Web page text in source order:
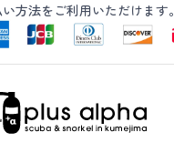
方法をご利用いただけます。